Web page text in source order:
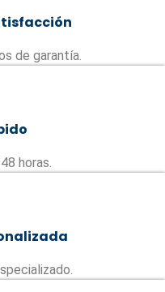
de garantía.
horas.